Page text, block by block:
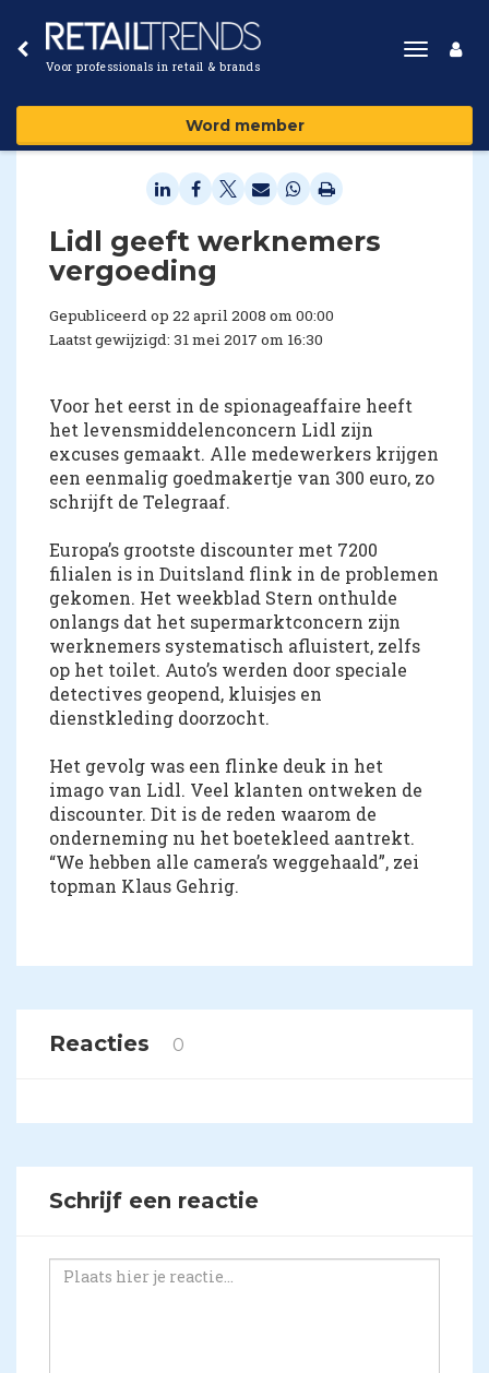
Voor professionals in retail & brands
Toggle
Word member
Lidl geeft werknemers
vergoeding
Gepubliceerd op 22 april 2008 om 00:00
Laatst gewijzigd: 31 mei 2017 om 16:30
Voor het eerst in de spionageaffaire heeft
het levensmiddelenconcern Lidl zijn
excuses gemaakt. Alle medewerkers krijgen
een eenmalig goedmakertje van 300 euro, zo
schrijft de Telegraaf.
Europa’s grootste discounter met 7200
filialen is in Duitsland flink in de problemen
gekomen. Het weekblad Stern onthulde
onlangs dat het supermarktconcern zijn
werknemers systematisch afluistert, zelfs
op het toilet. Auto’s werden door speciale
detectives geopend, kluisjes en
dienstkleding doorzocht.
Het gevolg was een flinke deuk in het
imago van Lidl. Veel klanten ontweken de
discounter. Dit is de reden waarom de
onderneming nu het boetekleed aantrekt.
“We hebben alle camera’s weggehaald”, zei
topman Klaus Gehrig.
Reacties 0
Schrijf een reactie